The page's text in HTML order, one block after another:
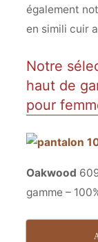
également
en simili cuir
Notre
haut de
pour
Oakwood
gamme –